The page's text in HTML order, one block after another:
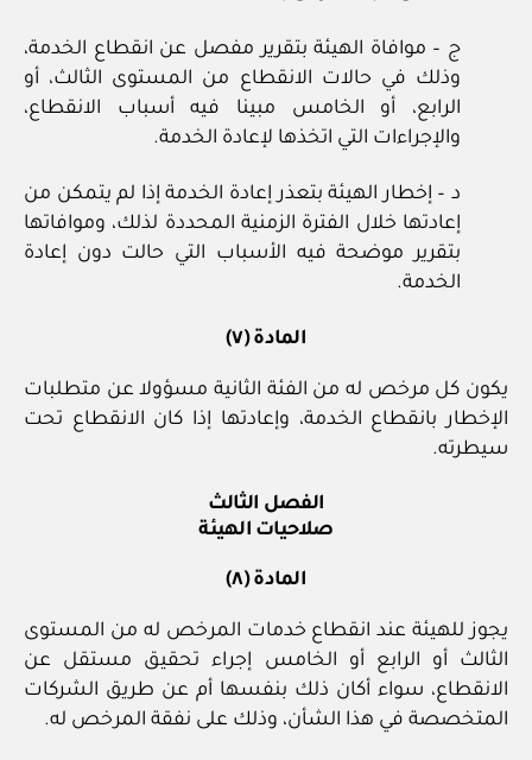
ج – موافاة الهيئة بتقرير مفصل عن انقطاع الخدمة،
وذلك في حالات الانقطاع من المستوى الثالث، أو
الرابع، أو الخامس مبينا فيه أسباب الانقطاع،
والإجراءات التي اتخذها لإعادة الخدمة.
د – إخطار الهيئة بتعذر إعادة الخدمة إذا لم يتمكن من
إعادتها خلال الفترة الزمنية المحددة لذلك، وموافاتها
بتقرير موضحة فيه الأسباب التي حالت دون إعادة
الخدمة.
المادة (٧)
يكون كل مرخص له من الفئة الثانية مسؤولا عن متطلبات
الإخطار بانقطاع الخدمة، وإعادتها إذا كان الانقطاع تحت
سيطرته.
الفصل الثالث
صلاحيات الهيئة
المادة (٨)
يجوز للهيئة عند انقطاع خدمات المرخص له من المستوى
الثالث أو الرابع أو الخامس إجراء تحقيق مستقل عن
الانقطاع، سواء أكان ذلك بنفسها أم عن طريق الشركات
المتخصصة في هذا الشأن، وذلك على نفقة المرخص له.